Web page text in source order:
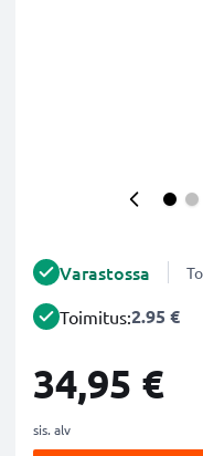
Varastossa
Toimitus:2.95 €
34,95 €
sis. alv